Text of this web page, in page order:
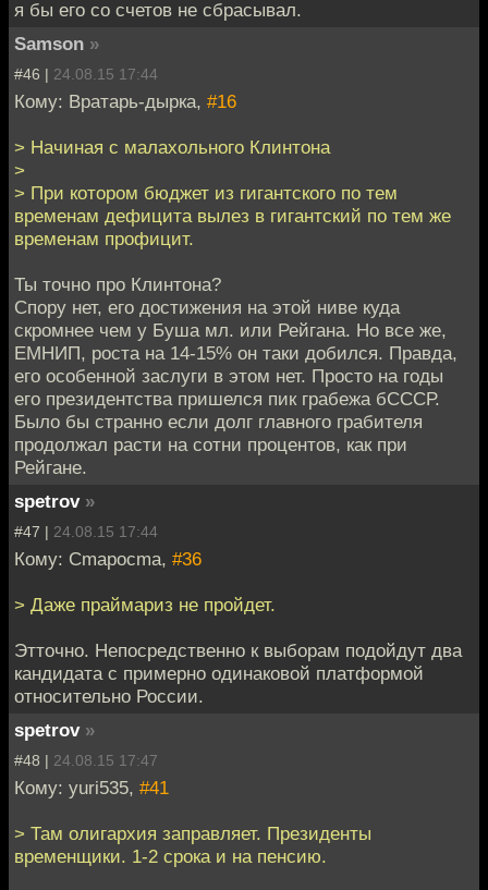
я бы его со счетов не сбрасывал.
Samson »
#46 | 24.08.15 17:44
Кому: Вратарь-дырка, #16
> Начиная с малахольного Клинтона
>
> При котором бюджет из гигантского по тем
временам дефицита вылез в гигантский по тем же
временам профицит.
Ты точно про Клинтона?
Спору нет, его достижения на этой ниве куда
скромнее чем у Буша мл. или Рейгана. Но все же,
ЕМНИП, роста на 14-15% он таки добился. Правда,
его особенной заслуги в этом нет. Просто на годы
его президентства пришелся пик грабежа бСССР.
Было бы странно если долг главного грабителя
продолжал расти на сотни процентов, как при
Рейгане.
spetrov »
#47 | 24.08.15 17:44
Кому: Cmapocma, #36
> Даже праймариз не пройдет.
Этточно. Непосредственно к выборам подойдут два
кандидата с примерно одинаковой платформой
относительно России.
spetrov »
#48 | 24.08.15 17:47
Кому: yuri535, #41
> Там олигархия заправляет. Президенты
временщики. 1-2 срока и на пенсию.